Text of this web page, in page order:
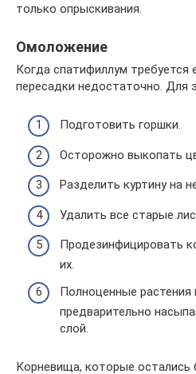
только опрыскивания.
Омоложение
Когда спатифиллум требуется
пересадки недостаточно. Для
Подготовить горшки.
Осторожно выкопать
Разделить куртину на
Удалить все старые
Продезинфицировать
их.
Полноценные растения
предварительно
слой.
Корневища, которые остались